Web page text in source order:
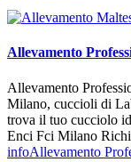
Allevamento
Allevamento
Milano, cuccioli di
trova il tuo cucciolo
Enci Fci Milano
infoAllevamento